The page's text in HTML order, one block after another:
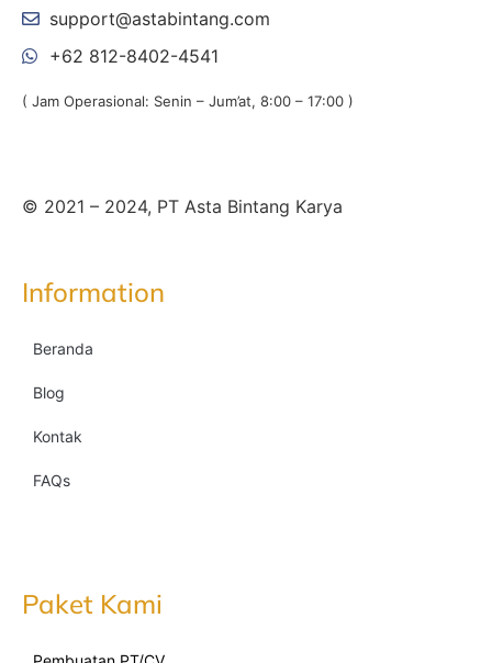
support@astabintang.com
+62 812-8402-4541
( Jam Operasional: Senin – Jum’at, 8:00 – 17:00 )
© 2021 – 2024, PT Asta Bintang Karya
Information
Beranda
Blog
Kontak
FAQs
Paket Kami